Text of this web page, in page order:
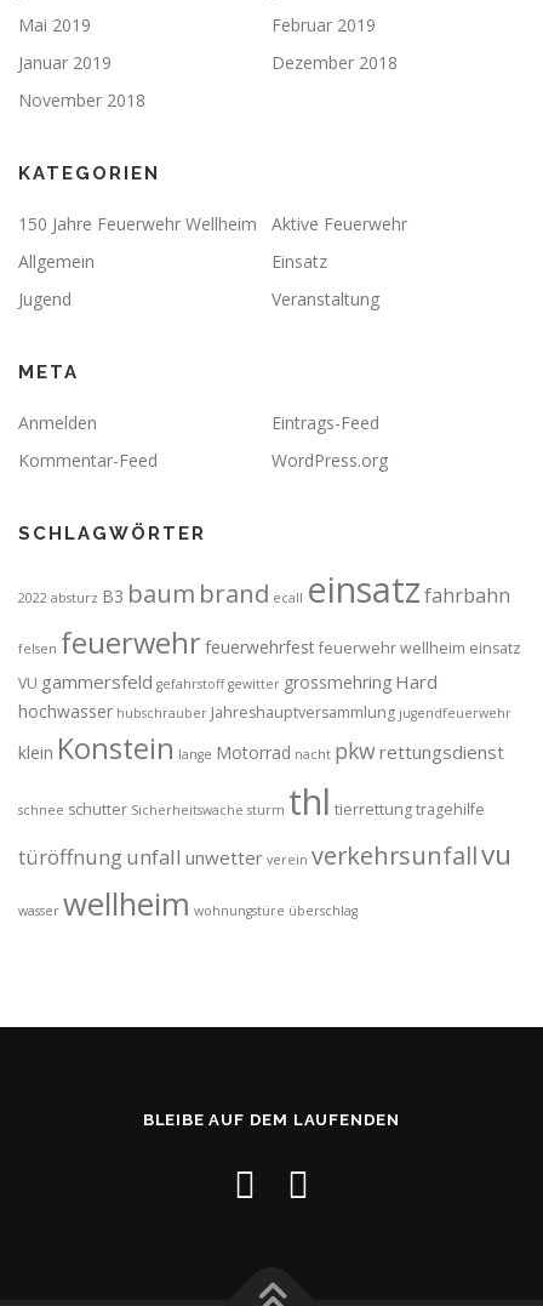
Mai 2019
Februar 2019
Januar 2019
Dezember 2018
November 2018
KATEGORIEN
150 Jahre Feuerwehr Wellheim
Aktive Feuerwehr
Allgemein
Einsatz
Jugend
Veranstaltung
META
Anmelden
Eintrags-Feed
Kommentar-Feed
WordPress.org
SCHLAGWÖRTER
2022 absturz B3 baum brand ecall einsatzfahrbahn
felsen feuerwehrfeuerwehrfest feuerwehr wellheim einsatz
VU gammersfeld gefahrstoff gewitter grossmehring Hard
hochwasser hubschrauber Jahreshauptversammlung jugendfeuerwehr
klein Konstein lange Motorrad nacht pkwrettungsdienst
schnee schutter Sicherheitswache sturm thl tierrettungtragehilfe
türöffnungunfall unwetter verein verkehrsunfallvu
wasser wellheim wohnungstüre überschlag
BLEIBE AUF DEM LAUFENDEN